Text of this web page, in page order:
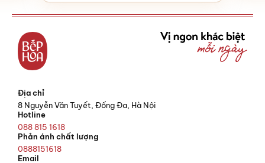
Địa chỉ
8 Nguyễn Văn Tuyết, Đống Đa, Hà Nội
Hotline
088 815 1618
Phản ánh chất lượng
0888151618
Email